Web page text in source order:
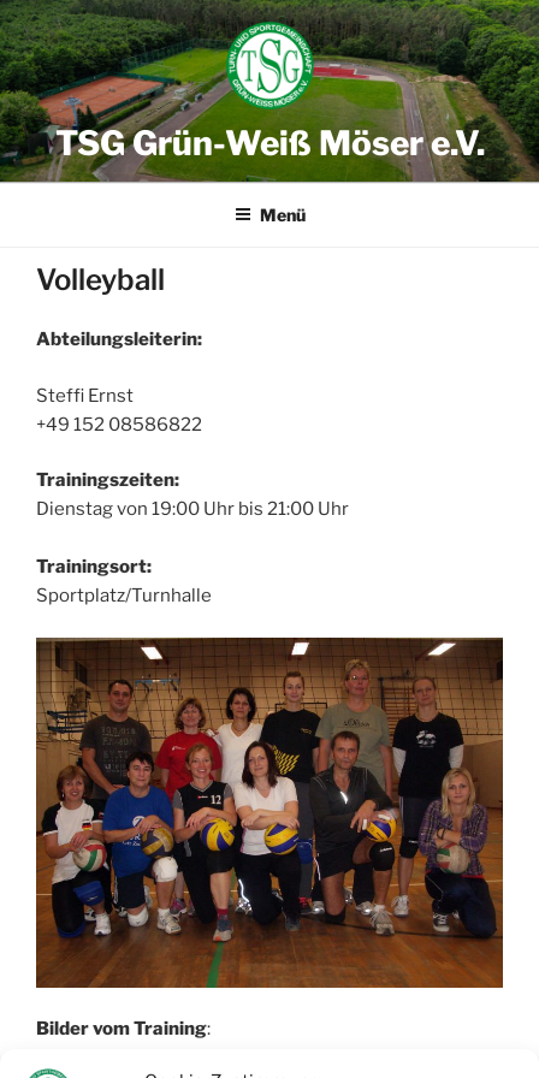
Zum
Inhalt
springen
TSG Grün-Weiß Möser e.V.
Menü
Volleyball
Abteilungsleiterin:
Steffi Ernst
‭+49 152 08586822‬
Trainingszeiten:
Dienstag von 19:00 Uhr bis 21:00 Uhr
Trainingsort:
Sportplatz/Turnhalle
Bilder vom Training: